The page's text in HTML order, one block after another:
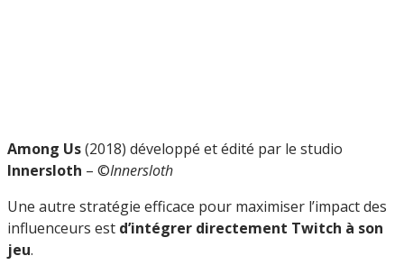
Among Us(2018) développé et édité par le studio
Innersloth – ©Innersloth
Une autre stratégie efficace pour maximiser l’impact des
influenceurs est d’intégrer directement Twitch à son
jeu.